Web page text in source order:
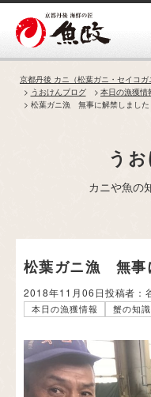
Skip
content
京都丹後 カニ（松葉ガニ・セイコ
うおけんブログ
本日の漁獲情
松葉ガニ漁 無事に解禁しまし
う
カニや魚の
松葉ガニ漁 無事
2018年11月06日投稿者：
本日の漁獲情報 蟹の知